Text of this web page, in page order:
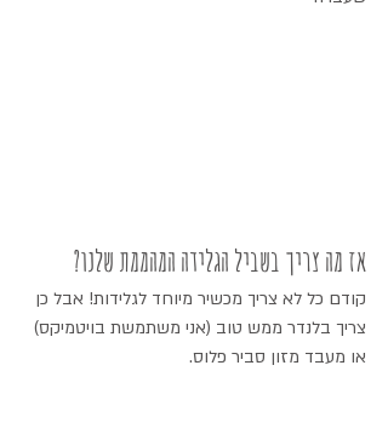
אז מה צריך בשביל הגלידה המהממת שלנו?
קודם כל לא צריך מכשיר מיוחד לגלידות! אבל כן
צריך בלנדר ממש טוב (אני משתמשת בויטמיקס)
או מעבד מזון סביר פלוס.